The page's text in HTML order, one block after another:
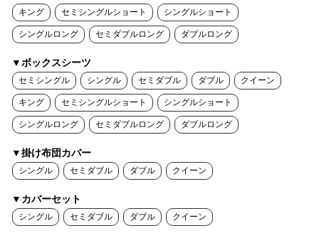
キング セミシングルショート シングルショート
シングルロング セミダブルロング ダブルロング
▼ボックスシーツ
セミシングル シングル セミダブル ダブル クイーン
キング セミシングルショート シングルショート
シングルロング セミダブルロング ダブルロング
▼掛け布団カバー
シングル セミダブル ダブル クイーン
▼カバーセット
シングル セミダブル ダブル クイーン